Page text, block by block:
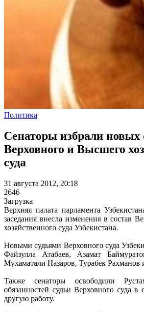
Политика
Сенаторы избрали новых
Верховного и Высшего
суда
31 августа 2012, 20:18
2646
Загрузка
Верхняя палата парламента
заседания внесла изменения в состав
хозяйственного суда Узбекистана.
Новыми судьями Верховного суда
Файзулла Атабаев, Азамат
Мухаматали Назаров, Турабек Рахманов
Также сенаторы освободили
обязанностей судьи Верховного суда в
другую работу.